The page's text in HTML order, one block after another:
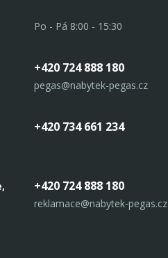
Po - Pá 8:00 - 15:30
+420 724 888 180
pegas@nabytek-pegas.cz
+420 734 661 234
+420 724 888 180
reklamace@nabytek-pegas.cz